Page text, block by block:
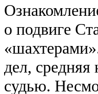
о подвиге
дел, средняя
судью.